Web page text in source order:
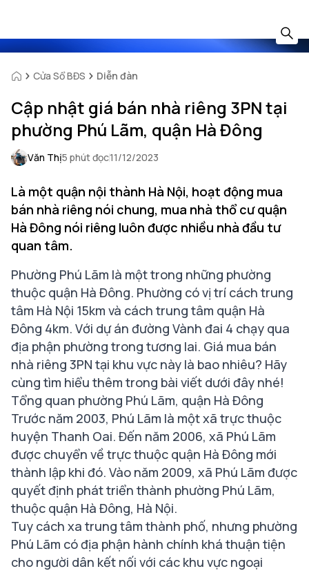
Cửa Sổ BĐS Diễn đàn
Cập nhật giá bán nhà riêng 3PN tại
phường Phú Lãm, quận Hà Đông
Văn Thị5 phút đọc11/12/2023
Là một quận nội thành Hà Nội, hoạt động mua
bán nhà riêng nói chung, mua nhà thổ cư quận
Hà Đông nói riêng luôn được nhiều nhà đầu tư
quan tâm.
Phường Phú Lãm là một trong những phường
thuộc quận Hà Đông. Phường có vị trí cách trung
tâm Hà Nội 15km và cách trung tâm quận Hà
Đông 4km. Với dự án đường Vành đai 4 chạy qua
địa phận phường trong tương lai. Giá mua bán
nhà riêng 3PN tại khu vực này là bao nhiêu? Hãy
cùng tìm hiểu thêm trong bài viết dưới đây nhé!
Tổng quan phường Phú Lãm, quận Hà Đông
Trước năm 2003, Phú Lãm là một xã trực thuộc
huyện Thanh Oai. Đến năm 2006, xã Phú Lãm
được chuyển về trực thuộc quận Hà Đông mới
thành lập khi đó. Vào năm 2009, xã Phú Lãm được
quyết định phát triển thành phường Phú Lãm,
thuộc quận Hà Đông, Hà Nội.
Tuy cách xa trung tâm thành phố, nhưng phường
Phú Lãm có địa phận hành chính khá thuận tiện
cho người dân kết nối với các khu vực ngoại